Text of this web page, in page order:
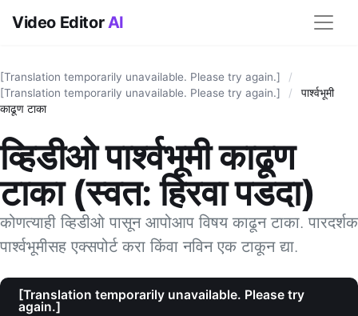
Video EditorAI
[Translation temporarily unavailable. Please try again.]
/
[Translation temporarily unavailable. Please try again.]
/
पार्श्वभूमी
काढूण टाका
व्हिडीओ पार्श्वभूमी काढूण
टाका (स्वत: हिरवा पडदा)
कोणत्याही व्हिडीओ पासून आपोआप विषय काढून टाका. पारदर्शक
पार्श्वभूमीसह एक्सपोर्ट करा किंवा नविन एक टाकून द्या.
[Translation temporarily unavailable. Please try
again.]